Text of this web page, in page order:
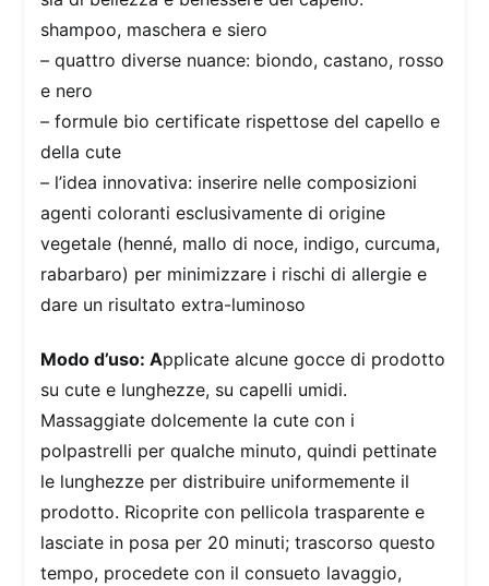
shampoo, maschera e siero
– quattro diverse nuance: biondo, castano, rosso
e nero
– formule bio certificate rispettose del capello e
della cute
– l’idea innovativa: inserire nelle composizioni
agenti coloranti esclusivamente di origine
vegetale (henné, mallo di noce, indigo, curcuma,
rabarbaro) per minimizzare i rischi di allergie e
dare un risultato extra-luminoso
Modo d’uso: Applicate alcune gocce di prodotto
su cute e lunghezze, su capelli umidi.
Massaggiate dolcemente la cute con i
polpastrelli per qualche minuto, quindi pettinate
le lunghezze per distribuire uniformemente il
prodotto. Ricoprite con pellicola trasparente e
lasciate in posa per 20 minuti; trascorso questo
tempo, procedete con il consueto lavaggio,